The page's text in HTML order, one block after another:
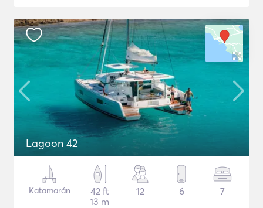
Lagoon 42
Katamarán
42 ft
13 m
12 6 7